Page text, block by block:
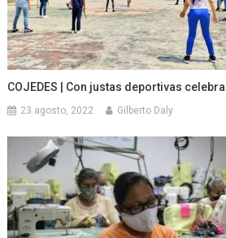
COJEDES | Con justas deportivas
23 agosto, 2022 Gilberto Daly